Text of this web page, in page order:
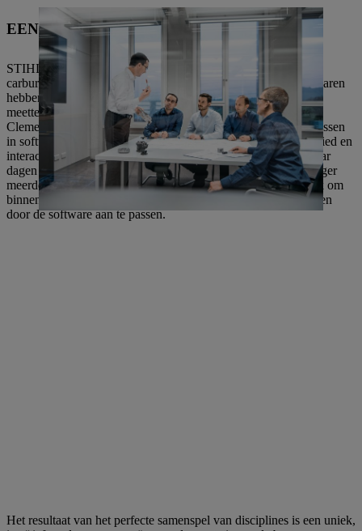
EEN DUET VAN DISCIPLINES
STIHL is bekend met het bouwen en herontwerpen van
carburateurzagen. "De extra expertise die we in de afgelopen jaren
hebben gegenereerd, bijvoorbeeld op het gebied van
meettechnologie en softwareontwikkeling, is enorm", meldt
Clemens Klatt, met name verwijzend naar de coördinatieprocessen
in software engineering. "We zijn zeer geïntegreerd op dit gebied en
interactie tussen afdelingen is cruciaal." Wat nu binnen een paar
dagen softwareontwikkeling kan worden bereikt, duurde vroeger
meerdere weken. Als de hardware aanwezig is, is het mogelijk om
binnen zeer korte tijd grote ontwikkelingsvooruitgang te boeken
door de software aan te passen.
Het resultaat van het perfecte samenspel van disciplines is een uniek,